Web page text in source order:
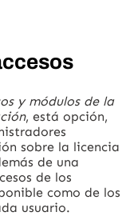
y módulos de la
, está opción,
sobre la licencia
de una
de los
como de los
usuario.